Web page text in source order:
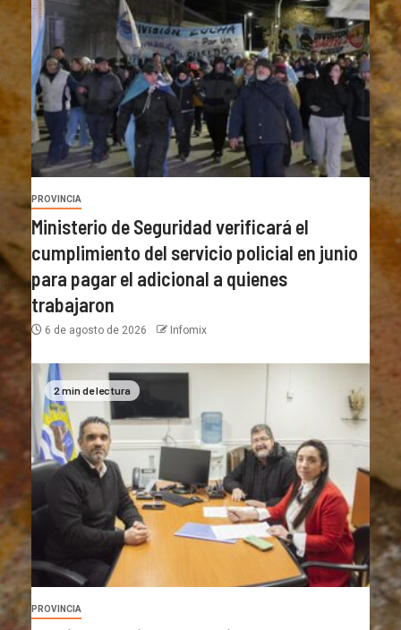
PROVINCIA
Ministerio de Seguridad verificará el
cumplimiento del servicio policial en junio
para pagar el adicional a quienes
trabajaron
6 de agosto de 2026 Infomix
2 min de lectura
PROVINCIA